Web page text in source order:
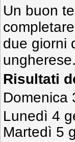
Un buon
due giorni
ungherese.
Risultati
Domenica
Lunedì 4
Martedì 5